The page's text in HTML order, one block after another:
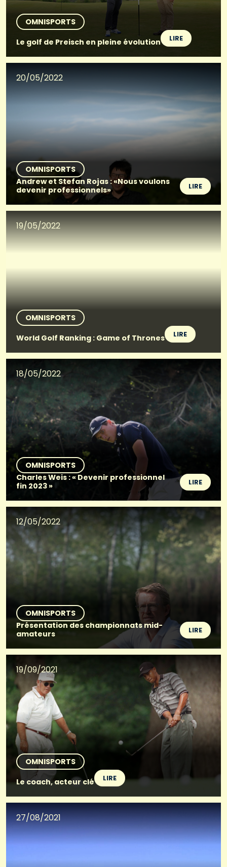
OMNISPORTS
Le golf de Preisch en pleine évolution
LIRE
20/05/2022
OMNISPORTS
Andrew et Stefan Rojas : «Nous voulons
devenir professionnels»
LIRE
19/05/2022
OMNISPORTS
World Golf Ranking : Game of Thrones
LIRE
18/05/2022
OMNISPORTS
Charles Weis : « Devenir professionnel
fin 2023 »
LIRE
12/05/2022
OMNISPORTS
Présentation des championnats mid-
amateurs
LIRE
19/09/2021
OMNISPORTS
Le coach, acteur clé
LIRE
27/08/2021